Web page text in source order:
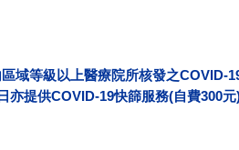
域等級以上醫療院所核發之COVID-
提供COVID-19快篩服務(自費300元)